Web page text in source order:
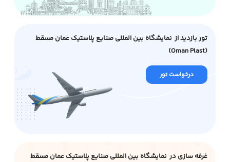
تور بازدید از نمایشگاه بین المللی صنایع پلاستیک عمان مسقط
(Oman Plast)
درخواست تور
غرفه سازی در نمایشگاه بین المللی صنایع پلاستیک عمان مسقط